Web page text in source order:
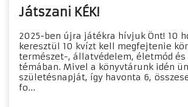
Játszani KÉK!
2025-ben újra játékra hívjuk Önt! 10
keresztül 10 kvízt kell megfejtenie
természet-, állatvédelem, életmód és
témában. Mivel a könyvtárunk idén
születésnapját, így havonta 6,
fo...